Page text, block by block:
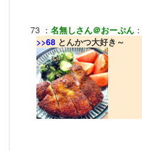
73 ： 名無しさん＠おーぷん ：
>>68 とんかつ大好き～